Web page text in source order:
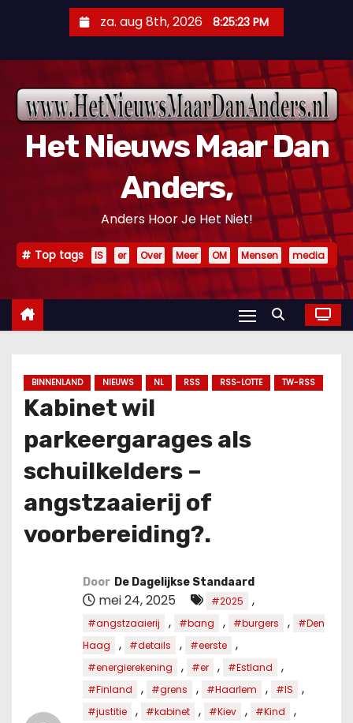
n
za. aug 8th, 2026 8:25:24 PM
Het Nieuws Maar Dan
Anders,
Anders Hoor Je Het Niet!
Top tags IS er Over Meer OM Mensen media
BINNENLAND NIEUWS NL RSS RSS-LOTTE TW-RSS
Kabinet wil
parkeergarages als
schuilkelders –
angstzaaierij of
voorbereiding?.
Door De Dagelijkse Standaard
mei 24, 2025 #2025 ,
#angstzaaierij , #bang , #burgers ,
#Den
Haag
, #details , #eerste ,
#energierekening , #er , #Estland ,
#Finland , #grens , #Haarlem , #IS ,
#justitie , #kabinet , #Kiev , #Kind ,